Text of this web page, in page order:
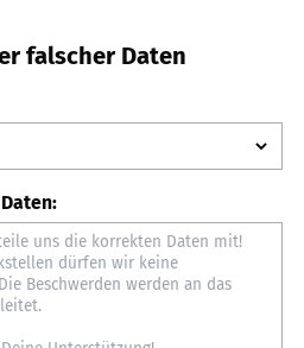
falscher Daten